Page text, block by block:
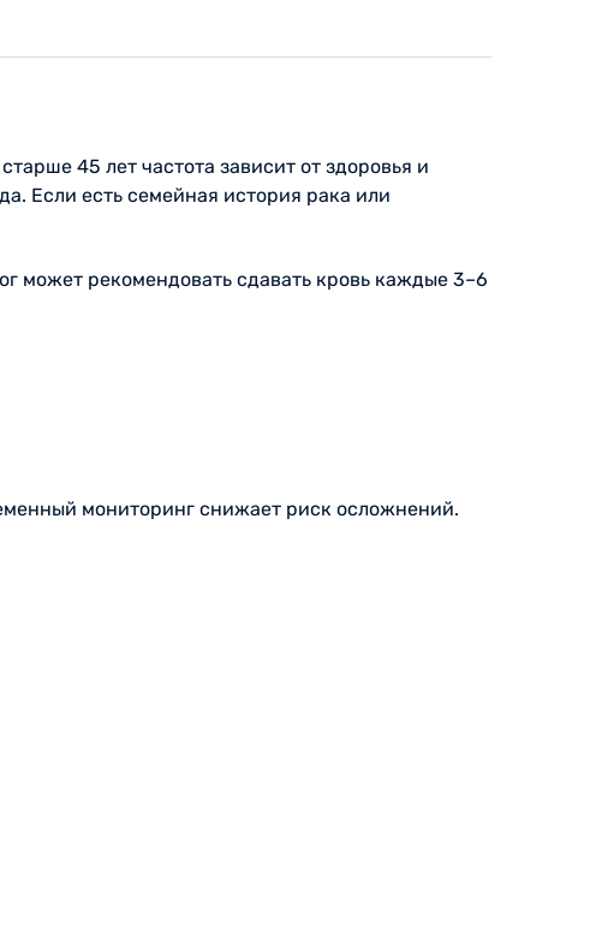
45 лет частота зависит от здоровья и
Если есть семейная история рака или
может рекомендовать сдавать кровь каждые 3–6
мониторинг снижает риск осложнений.